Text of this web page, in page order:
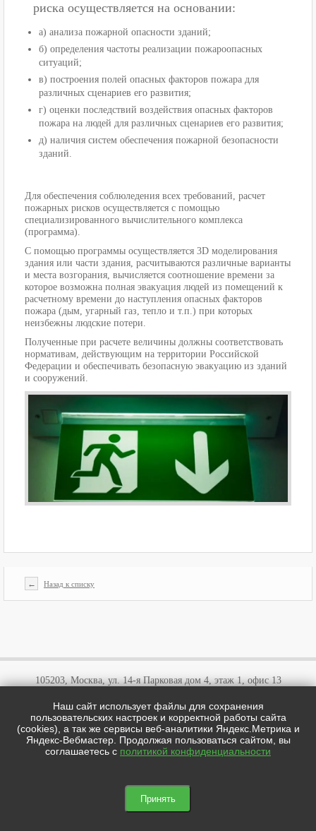
риска осуществляется на основании:
а) анализа пожарной опасности зданий;
б) определения частоты реализации пожароопасных
ситуаций;
в) построения полей опасных факторов пожара для
различных сценариев его развития;
г) оценки последствий воздействия опасных факторов
пожара на людей для различных сценариев его развития;
д) наличия систем обеспечения пожарной безопасности
зданий.
Для обеспечения соблюледения всех требований, расчет
пожарных рисков осуществляется с помощью
специализированного вычислительного комплекса
(программа).
С помощью программы осуществляется 3D моделирования
здания или части здания, расчитываются различные варианты
и места возгорания, вычисляется соотношение времени за
которое возможна полная эвакуация людей из помещений к
расчетному времени до наступления опасных факторов
пожара (дым, угарный газ, тепло и т.п.) при которых
неизбежны людские потери.
Полученные при расчете величины должны соответствовать
нормативам, действующим на территории Российской
Федерации и обеспечивать безопасную эвакуацию из зданий
и сооружений.
← Назад к списку
цотипи.рф © 2026
105203, Москва, ул. 14-я Парковая дом 4, этаж 1, офис 13
+7 (495)646 03 57
+7 (800)707 57 72
cotipi@yandex.ru

Наш сайт использует файлы для сохранения
пользовательских настроек и корректной работы сайта
(cookies), а так же сервисы веб-аналитики Яндекс.Метрика и
Яндекс-Вебмастер. Продолжая пользоваться сайтом, вы
соглашаетесь с политикой конфиденциальности
Принять